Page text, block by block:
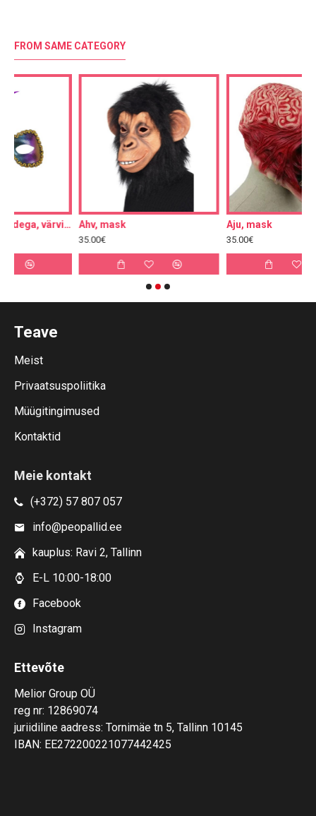
FROM SAME CATEGORY
Silmamask sulgedega, värviline Ahv, mask
Teave
Meist
Privaatsuspoliitika
Müügitingimused
Kontaktid
Meie kontakt
(+372) 57 807 057
info@peopallid.ee
kauplus: Ravi 2, Tallinn
E-L 10:00-18:00
Facebook
Instagram
Ettevõte
Melior Group OÜ
reg nr: 12869074
juriidiline aadress: Tornimäe tn 5, Tallinn 10145
IBAN: EE272200221077442425